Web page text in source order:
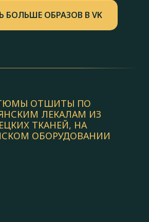
БОЛЬШЕ ОБРАЗОВ В VK
ОТШИТЫ ПО
ЛЕКАЛАМ ИЗ
ТКАНЕЙ, НА
ОБОРУДОВАНИИ